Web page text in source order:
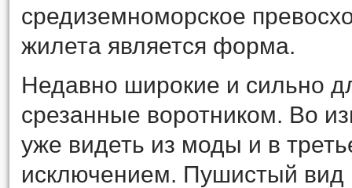
средиземноморское
жилета является форма.
Недавно широкие и сильно
срезанные воротником. Во
уже видеть из моды и в
исключением. Пушистый вид